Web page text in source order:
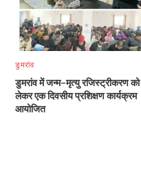
डुमरांव
डुमरांव में जन्म–मृत्यु रजिस्ट्रीकरण को
लेकर एक दिवसीय प्रशिक्षण कार्यक्रम
आयोजित